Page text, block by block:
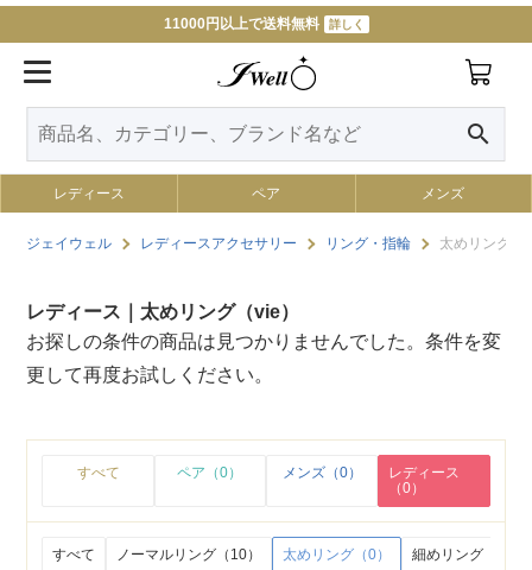
11000円以上で送料無料 詳しく
search
レディース ペア メンズ
ジェイウェル レディースアクセサリー リング・指輪 太めリング（
レディース｜太めリング（vie）
お探しの条件の商品は見つかりませんでした。条件を変
更して再度お試しください。
すべて ペア（0） メンズ（0）
レディース
（0）
すべて ノーマルリング（10） 太めリング（0） 細めリング（0）